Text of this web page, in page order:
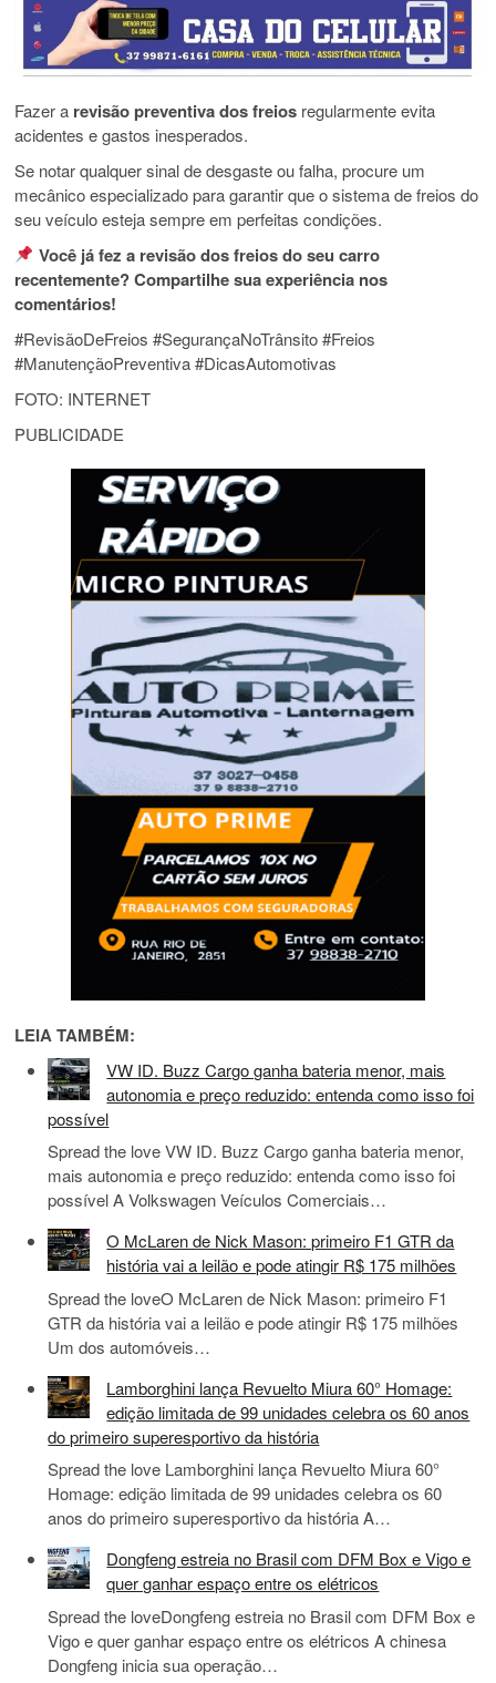
Fazer a revisão preventiva dos freios regularmente evita
acidentes e gastos inesperados.
Se notar qualquer sinal de desgaste ou falha, procure um
mecânico especializado para garantir que o sistema de freios do
seu veículo esteja sempre em perfeitas condições.
Você já fez a revisão dos freios do seu carro
recentemente? Compartilhe sua experiência nos
comentários!
#RevisãoDeFreios #SegurançaNoTrânsito #Freios
#ManutençãoPreventiva #DicasAutomotivas
FOTO: INTERNET
PUBLICIDADE
LEIA TAMBÉM:
VW ID. Buzz Cargo ganha bateria menor, mais
autonomia e preço reduzido: entenda como isso foi
possível
Spread the love VW ID. Buzz Cargo ganha bateria menor,
mais autonomia e preço reduzido: entenda como isso foi
possível A Volkswagen Veículos Comerciais…
O McLaren de Nick Mason: primeiro F1 GTR da
história vai a leilão e pode atingir R$ 175 milhões
Spread the loveO McLaren de Nick Mason: primeiro F1
GTR da história vai a leilão e pode atingir R$ 175 milhões
Um dos automóveis…
Lamborghini lança Revuelto Miura 60° Homage:
edição limitada de 99 unidades celebra os 60 anos
do primeiro superesportivo da história
Spread the love Lamborghini lança Revuelto Miura 60°
Homage: edição limitada de 99 unidades celebra os 60
anos do primeiro superesportivo da história A…
Dongfeng estreia no Brasil com DFM Box e Vigo e
quer ganhar espaço entre os elétricos
Spread the loveDongfeng estreia no Brasil com DFM Box e
Vigo e quer ganhar espaço entre os elétricos A chinesa
Dongfeng inicia sua operação…